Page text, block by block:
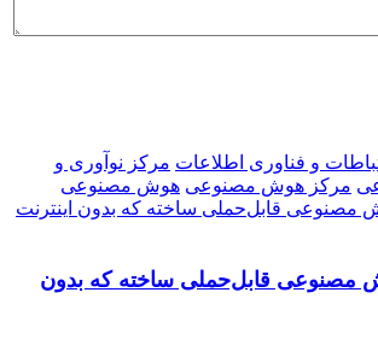
و فناوری اطلاعات مرکز نوآوری و
مرکز هوش مصنوعی هوش مصنوعی
مصنوعی قابل‌حملی ساخته که بدون